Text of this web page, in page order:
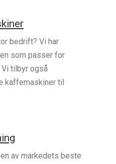
bedrift? Vi har
som passer for
tilbyr også
kaffemaskiner til
av markedets beste